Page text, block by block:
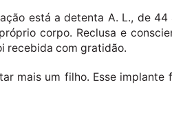
está a detenta A. L., de
corpo. Reclusa e
recebida com gratidão.
mais um filho. Esse